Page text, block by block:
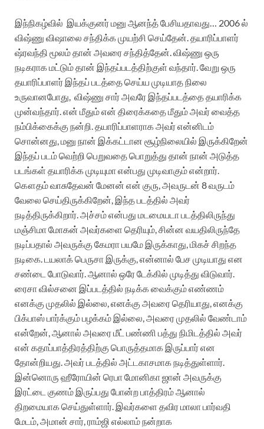
இந்நிகழ்வில் இயக்குனர் மனு ஆனந்த் பேசியதாவது… 2006 ல்
விஷ்ணு விஷாலை சந்திக்க முயற்சி செய்தேன். தயாரிப்பாளர்
ஷ்ரவந்தி மூலம் தான் அவரை சந்தித்தேன். விஷ்ணு ஒரு
நடிகராக மட்டும் தான் இந்தப்படத்திற்குள் வந்தார். வேறு ஒரு
தயாரிப்பாளர் இந்தப் படத்தை செய்ய முடியாத நிலை
உருவானபோது, விஷ்ணு சார் அவரே இந்தப்படத்தை தயாரிக்க
முன்வந்தார். என் மீதும் என் திரைக்கதை மீதும் அவர் வைத்த
நம்பிக்கைக்கு நன்றி. தயாரிப்பாளராக அவர் என்னிடம்
சொன்னது, மனு நான் இக்கட்டான சூழ்நிலையில் இருக்கிறேன்
இந்தப் படம் வெற்றி பெறுவதை பொறுத்து தான் நான் அடுத்த
படங்கள் தயாரிக்க முடியுமா என்பது முடிவாகும் என்றார்.
கௌதம் வாசுதேவன் மேனன் என் குரு, அவருடன் 8 வருடம்
வேலை செய்திருக்கிறேன், இந்த படத்தில் அவர்
நடித்திருக்கிறார். அச்சம் என்பது மடமையடா படத்திலிருந்து
மஞ்சிமா மோகன் அவர்களை தெரியும், சின்ன வயதிலிருந்தே
நடிப்பதால் அவருக்கு கேமரா பயமே இருக்காது, மிகச் சிறந்த
நடிகை. டயலாக் பெருசா இருக்கு, என்னால் பேச முடியாது என
சண்டை போடுவார். ஆனால் ஒரே டேக்கில் முடித்து விடுவார்.
ரைசா வில்சனை இப்படத்தில் நடிக்க வைக்கும் எண்ணம்
எனக்கு முதலில் இல்லை, எனக்கு அவரை தெரியாது, எனக்கு
பிக்பாஸ் பார்க்கும் பழக்கம் இல்லை, அவரை முதலில் வேண்டாம்
என்றேன், ஆனால் அவரை மீட் பண்ணி பத்து நிமிடத்தில் அவர்
என் கதாப்பாத்திரத்திற்கு பொருத்தமாக இருப்பார் என
தோன்றியது. அவர் படத்தில் அட்டகாசமாக நடித்துள்ளார்.
இன்னொரு ஹீரோயின் ரெபா மோனிகா ஜான் அவருக்கு
இரட்டை குணம் இருப்பது போன்ற பாத்திரம் ஆனால்
திறமையாக செய்துள்ளார். இவர்களை தவிர மாலா பார்வதி
மேடம், அமான் சார், ராம்ஜி எல்லாம் நன்றாக